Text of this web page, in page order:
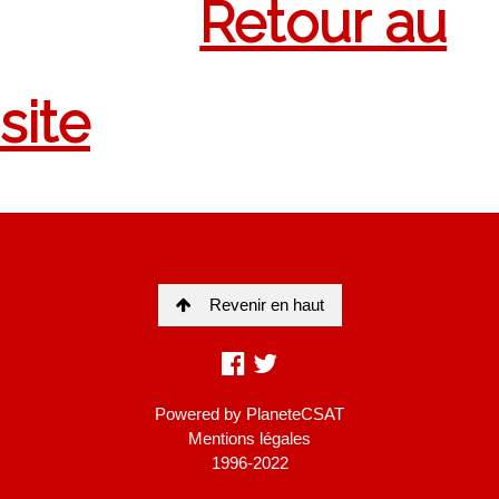
Revenir en haut
Powered by PlaneteCSAT
Mentions légales
1996-2022